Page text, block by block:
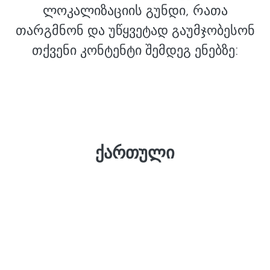
ლოკალიზაციის გუნდი, რათა
თარგმნონ და უწყვეტად გაუმჯობესონ
თქვენი კონტენტი შემდეგ ენებზე:
ქართული